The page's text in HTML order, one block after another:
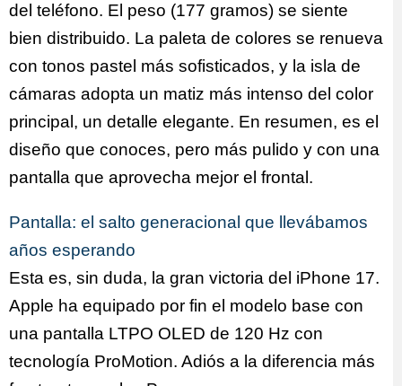
del teléfono. El peso (177 gramos) se siente
bien distribuido. La paleta de colores se renueva
con tonos pastel más sofisticados, y la isla de
cámaras adopta un matiz más intenso del color
principal, un detalle elegante. En resumen, es el
diseño que conoces, pero más pulido y con una
pantalla que aprovecha mejor el frontal.
Pantalla: el salto generacional que llevábamos
años esperando
Esta es, sin duda, la gran victoria del iPhone 17.
Apple ha equipado por fin el modelo base con
una pantalla LTPO OLED de 120 Hz con
tecnología ProMotion. Adiós a la diferencia más